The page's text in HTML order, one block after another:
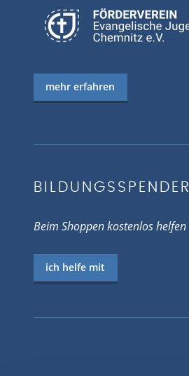
mehr erfahren
BILDUNGSSPENDER
Beim Shoppen kostenlos helfen
ich helfe mit